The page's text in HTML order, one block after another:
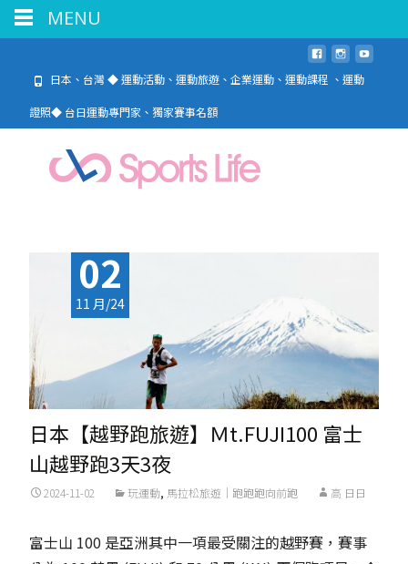
日本、台灣 ◆ 運動活動、運動旅遊、企業運動、運動課程 、運動
證照◆ 台日運動專門家、獨家賽事名額
02
11 月/24
日本【越野跑旅遊】Ｍt.FUJI100 富士
山越野跑3天3夜
2024-11-02 玩運動, 馬拉松旅遊｜跑跑跑向前跑 高 日日
富士山 100 是亞洲其中一項最受關注的越野賽，賽事
MENU